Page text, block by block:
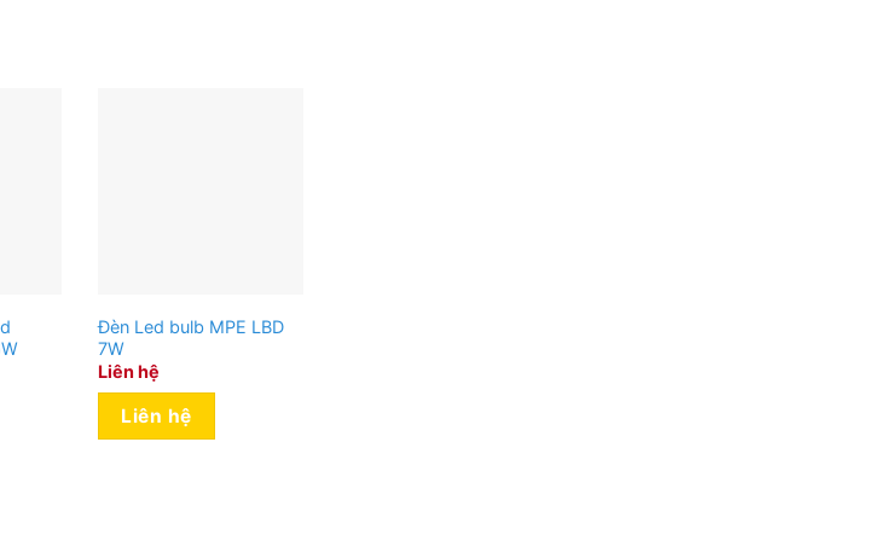
Đèn Led bulb MPE LBD
7W
Liên hệ
Liên hệ